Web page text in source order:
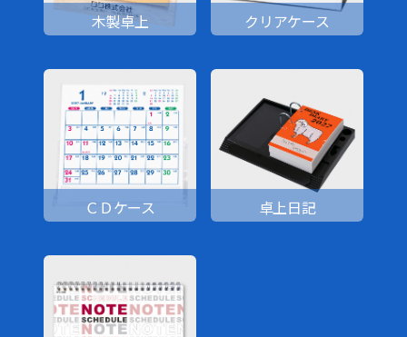
木製卓上 クリアケース
ＣＤケース 卓上日記